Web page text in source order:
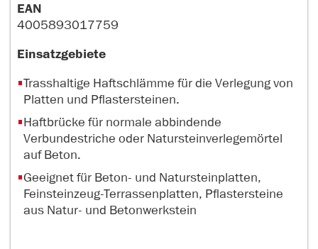
EAN
4005893017759
Einsatzgebiete
Trasshaltige Haftschlämme für die Verlegung von
Platten und Pflastersteinen.
Haftbrücke für normale abbindende
Verbundestriche oder Natursteinverlegemörtel
auf Beton.
Geeignet für Beton- und Natursteinplatten,
Feinsteinzeug-Terrassenplatten, Pflastersteine
aus Natur- und Betonwerkstein